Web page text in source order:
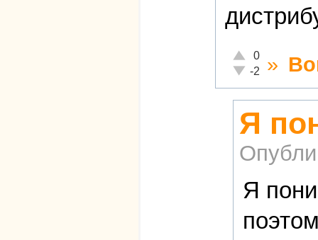
Отлично!
0
Неадекватно!
-2 »
Я
Я